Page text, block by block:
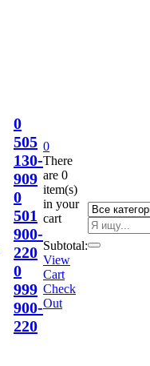
0
505
130-
909
0
501
900-
220
0
999
900-
220
0
There
are 0
item(s)
in your
cart
Subtotal:
View
Cart
Check
Out